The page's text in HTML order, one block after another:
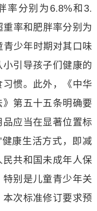
率分别为6.8%和3.
率和肥胖率分别为
少年时期对其口味
引导孩子们健康的
惯。此外，《中华
第五十五条明确要
应当在显著位置标
康生活方式，即减
共和国未成年人保
别是儿童青少年关
次标准修订要求预